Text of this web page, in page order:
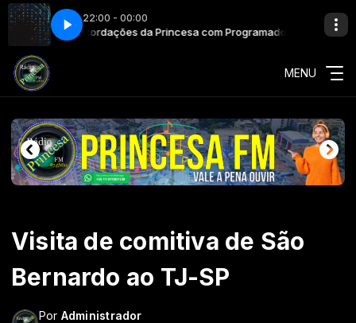
22:00 - 00:00
FMRecordações da Princesa com Programador Princesa FM
MENU
Visita de comitiva de São
Bernardo ao TJ-SP
Por Administrador